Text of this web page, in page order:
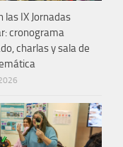
las IX Jornadas
cronograma
charlas y sala de